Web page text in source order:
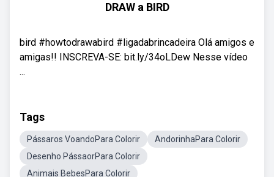
DRAW a BIRD
bird #howtodrawabird #ligadabrincadeira Olá amigos e
amigas!! INSCREVA-SE: bit.ly/34oLDew Nesse vídeo
...
Tags
Pássaros VoandoPara Colorir
AndorinhaPara Colorir
Desenho PássaorPara Colorir
Animais BebesPara Colorir